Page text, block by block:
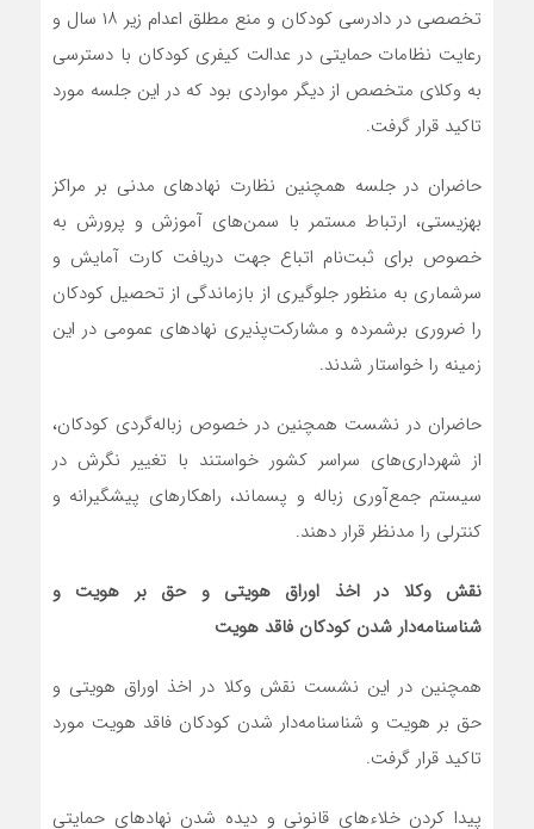
تخصصی در دادرسی کودکان و منع مطلق اعدام زیر ۱۸ سال و
رعایت نظامات حمایتی در عدالت کیفری کودکان با دسترسی
به وکلای متخصص از دیگر مواردی بود که در این جلسه مورد
تاکید قرار گرفت.
حاضران در جلسه همچنین نظارت نهادهای مدنی بر مراکز
بهزیستی، ارتباط مستمر با سمن‌های آموزش و پرورش به
خصوص برای ثبت‌نام اتباع جهت دریافت کارت آمایش و
سرشماری به منظور جلوگیری از بازماندگی از تحصیل کودکان
را ضروری برشمرده و مشارکت‌پذیری نهادهای عمومی در این
زمینه را خواستار شدند.
حاضران در نشست همچنین در خصوص زباله‌گردی کودکان،
از شهرداری‌های سراسر کشور خواستند با تغییر نگرش در
سیستم جمع‌آوری زباله و پسماند، راهکارهای پیشگیرانه و
کنترلی را مدنظر قرار دهند.
نقش وکلا در اخذ اوراق هویتی و حق بر هویت و
شناسنامه‌دار شدن کودکان فاقد هویت
همچنین در این نشست نقش وکلا در اخذ اوراق هویتی و
حق بر هویت و شناسنامه‌دار شدن کودکان فاقد هویت مورد
تاکید قرار گرفت.
پیدا کردن خلاءهای قانونی و دیده شدن نهادهای حمایتی